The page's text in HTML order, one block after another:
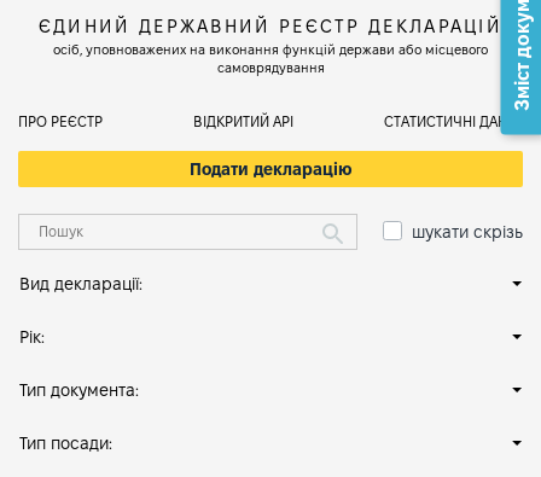
ЄДИНИЙ ДЕРЖАВНИЙ РЕЄСТР ДЕКЛАРАЦІЙ
осіб, уповноважених на виконання функцій держави або місцевого
самоврядування
ПРО РЕЄСТР ВІДКРИТИЙ АРІ СТАТИСТИЧНІ ДАНІ
Подати декларацію
шукати скрізь
Вид декларації:
Рік:
Тип документа:
Тип посади:
Зміст документа